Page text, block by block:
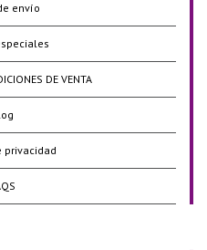
envío
DE VENTA
privacidad